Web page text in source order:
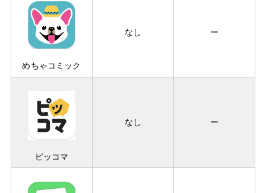
めちゃコミック
なし ー
ピッコマ
なし ー